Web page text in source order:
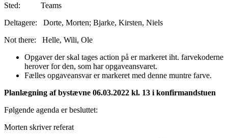
Sted: Teams
Deltagere: Dorte, Morten; Bjarke, Kirsten, Niels
Not there: Helle, Wili, Ole
Opgaver der skal tages action på er markeret iht. farvekoderne
herover for den, som har opgaveansvaret.
Fælles opgaveansvar er markeret med denne muntre farve.
Planlægning af bystævne 06.03.2022 kl. 13 i konfirmandstuen
Følgende agenda er besluttet:
Morten skriver referat